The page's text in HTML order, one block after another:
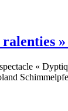
«